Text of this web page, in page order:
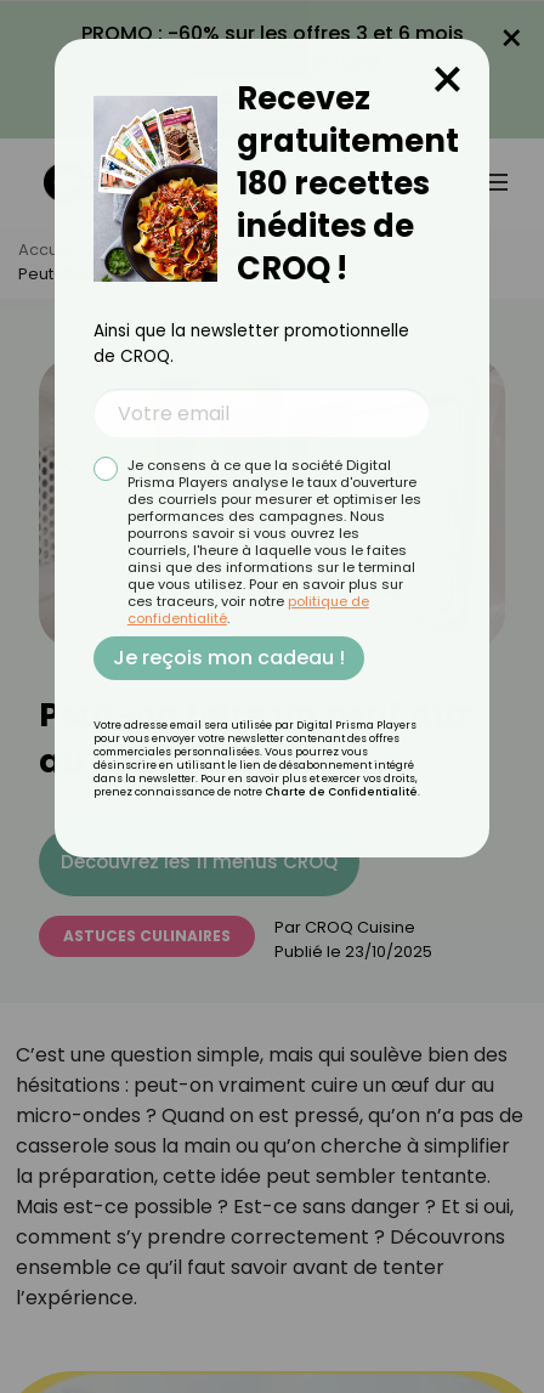
PROMO : -60% sur les offres 3 et 6 mois
VOIR LA PROMO
×
Accueil Actus
Astuces Culinaires
Peut-On Faire Un Oeuf Dur Au Micro-Ondes ?
Peut-on faire un oeuf dur
au micro-ondes ?
Découvrez les 11 menus CROQ
ASTUCES CULINAIRES Par CROQ Cuisine
Publié le 23/10/2025
C’est une question simple, mais qui soulève bien des
hésitations : peut-on vraiment cuire un œuf dur au
micro-ondes ? Quand on est pressé, qu’on n’a pas de
casserole sous la main ou qu’on cherche à simplifier
la préparation, cette idée peut sembler tentante.
Mais est-ce possible ? Est-ce sans danger ? Et si oui,
comment s’y prendre correctement ? Découvrons
ensemble ce qu’il faut savoir avant de tenter
l’expérience.
Recevez
gratuitement
180 recettes
inédites de
CROQ !
×
Ainsi que la newsletter promotionnelle
de CROQ.
Je consens à ce que la société Digital
Prisma Players analyse le taux d'ouverture
des courriels pour mesurer et optimiser les
performances des campagnes. Nous
pourrons savoir si vous ouvrez les
courriels, l'heure à laquelle vous le faites
ainsi que des informations sur le terminal
que vous utilisez. Pour en savoir plus sur
ces traceurs, voir notre politique de
confidentialité.
Je reçois mon cadeau !
Votre adresse email sera utilisée par Digital Prisma Players
pour vous envoyer votre newsletter contenant des offres
commerciales personnalisées. Vous pourrez vous
désinscrire en utilisant le lien de désabonnement intégré
dans la newsletter. Pour en savoir plus et exercer vos droits,
prenez connaissance de notre Charte de Confidentialité.